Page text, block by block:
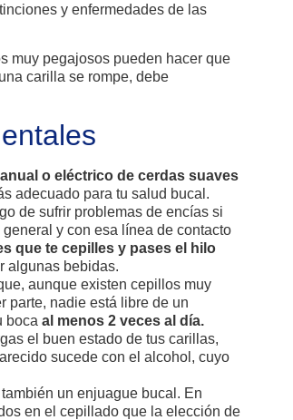
y enfermedades de las
muy pegajosos pueden hacer que
carilla se rompe, debe
o eléctrico de cerdas suaves
adecuado para tu salud bucal.
de sufrir problemas de encías si
y con esa línea de contacto
que te cepilles y pases el hilo
algunas bebidas.
aunque existen cepillos muy
parte, nadie está libre de un
boca al menos 2 veces al día.
el buen estado de tus carillas,
sucede con el alcohol, cuyo
un enjuague bucal. En
en el cepillado que la elección de